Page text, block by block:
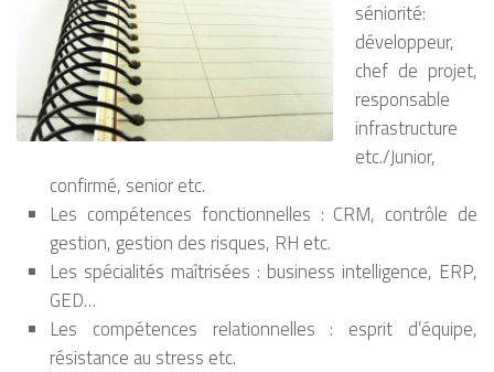
séniorité:
développeur,
chef de projet,
responsable
infrastructure
etc./Junior,
confirmé, senior etc.
Les compétences fonctionnelles : CRM, contrôle de
gestion, gestion des risques, RH etc.
Les spécialités maîtrisées : business intelligence, ERP,
GED…
Les compétences relationnelles : esprit d’équipe,
résistance au stress etc.